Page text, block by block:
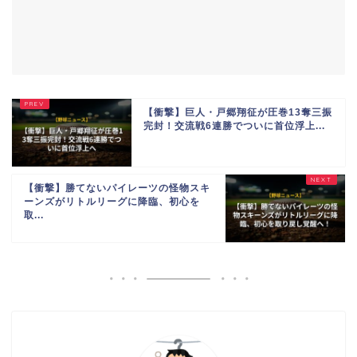
【衝撃】巨人・戸郷翔征が圧巻13奪三振
完封！交流戦6連勝でついに首位浮上...
【衝撃】勝てないパイレーツの怪物スキ
ーンズがリトルリーグに降臨、初心を
取...